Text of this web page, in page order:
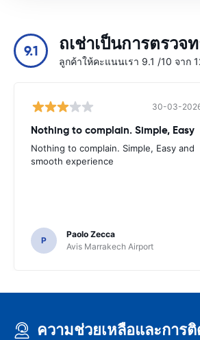
9.1 ถเช่าเป็นการตรวจ
ลูกค้าให้คะแนนเรา 9.1 /10 จาก
30-03-
Nothing to complain. Simple, Easy
Nothing to complain. Simple, Easy and
smooth experience
P
Paolo Zecca
Avis Marrakech Airport
ความช่วยเหลือและการ